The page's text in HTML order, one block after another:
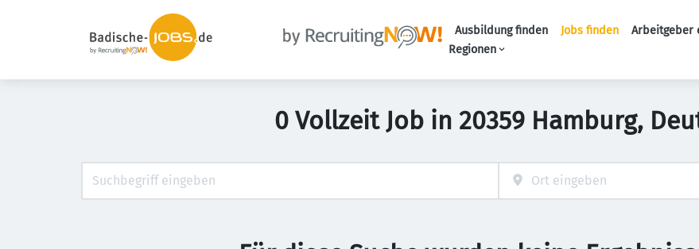
Ausbildung finden Jobs finden
Arbeitgeber
Regionen
0 Vollzeit Job in 20359 Hamburg,